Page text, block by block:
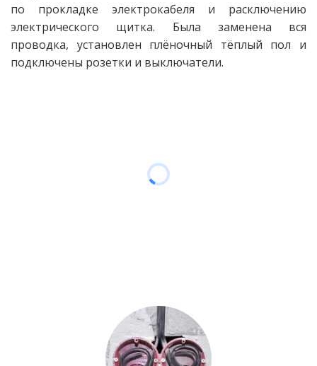
по прокладке электрокабеля и расключению
электрического щитка. Была заменена вся
проводка, установлен плёночный тёплый пол и
подключены розетки и выключатели.